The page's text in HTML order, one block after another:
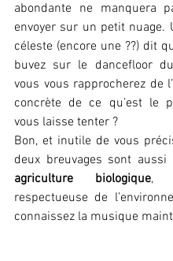
abondante ne manquera
envoyer sur un petit nuage.
céleste (encore une ??) dit
buvez sur le dancefloor du
vous vous rapprocherez de
concrète de ce qu’est le
vous laisse tenter ?
Bon, et inutile de vous
agriculture biologique,
respectueuse de
connaissez la musique